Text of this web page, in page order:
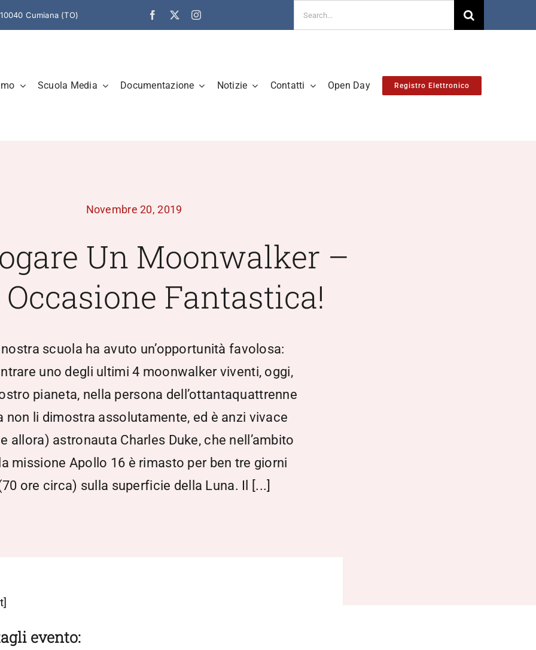
Cumiana (TO)
per:
Scuola Media Documentazione Notizie Contatti Open Day Registro Elettronico
Novembre 20, 2019
Un Moonwalker –
Occasione Fantastica!
nostra scuola ha avuto un’opportunità favolosa:
uno degli ultimi 4 moonwalker viventi, oggi,
pianeta, nella persona dell’ottantaquattrenne
non li dimostra assolutamente, ed è anzi vivace
allora) astronauta Charles Duke, che nell’ambito
missione Apollo 16 è rimasto per ben tre giorni
ore circa) sulla superficie della Luna. Il [...]
evento: